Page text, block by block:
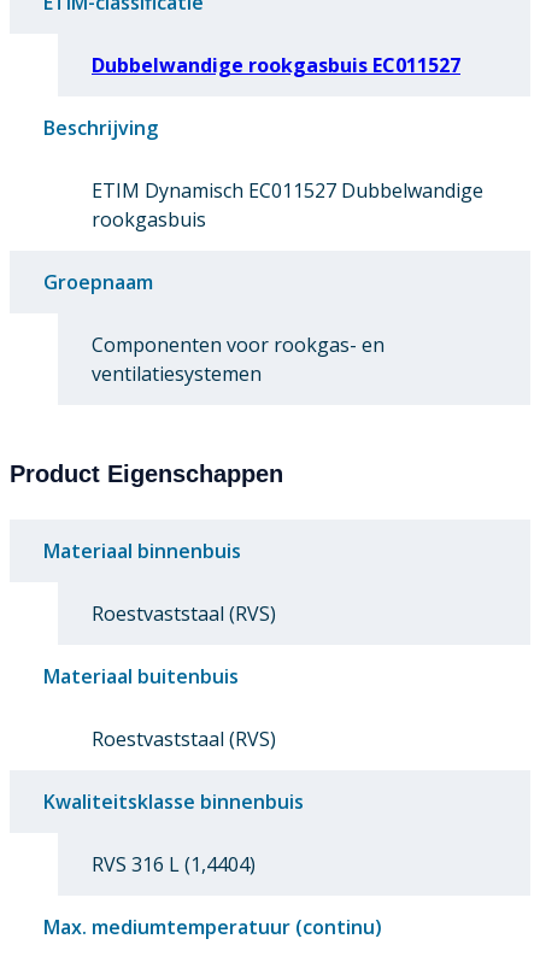
Dubbelwandige rookgasbuis EC011527
Beschrijving
ETIM Dynamisch EC011527 Dubbelwandige
rookgasbuis
Groepnaam
Componenten voor rookgas- en
ventilatiesystemen
Product Eigenschappen
Materiaal binnenbuis
Roestvaststaal (RVS)
Materiaal buitenbuis
Roestvaststaal (RVS)
Kwaliteitsklasse binnenbuis
RVS 316 L (1,4404)
Max. mediumtemperatuur (continu)